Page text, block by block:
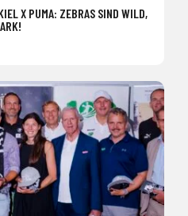
X PUMA: ZEBRAS SIND WILD,